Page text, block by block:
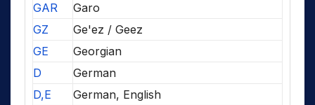
GAR
Garo
GZ
Ge'ez / Geez
GE
Georgian
D
German
D,E
German, English